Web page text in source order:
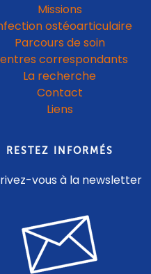
Missions
ostéoarticulaire
Parcours de soin
correspondants
La recherche
Contact
Liens
RESTEZ INFORMÉS
vous à la newsletter